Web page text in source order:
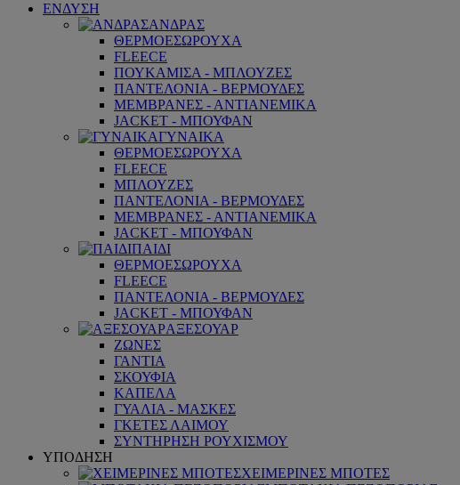
ΕΝΔΥΣΗ
ΑΝΔΡΑΣ
ΘΕΡΜΟΕΣΩΡΟΥΧΑ
FLEECE
ΠΟΥΚΑΜΙΣΑ - ΜΠΛΟΥΖΕΣ
ΠΑΝΤΕΛΟΝΙΑ - ΒΕΡΜΟΥΔΕΣ
ΜΕΜΒΡΑΝΕΣ - ΑΝΤΙΑΝΕΜΙΚΑ
JACKET - ΜΠΟΥΦΑΝ
ΓΥΝΑΙΚΑ
ΘΕΡΜΟΕΣΩΡΟΥΧΑ
FLEECE
ΜΠΛΟΥΖΕΣ
ΠΑΝΤΕΛΟΝΙΑ - ΒΕΡΜΟΥΔΕΣ
ΜΕΜΒΡΑΝΕΣ - ΑΝΤΙΑΝΕΜΙΚΑ
JACKET - ΜΠΟΥΦΑΝ
ΠΑΙΔΙ
ΘΕΡΜΟΕΣΩΡΟΥΧΑ
FLEECE
ΠΑΝΤΕΛΟΝΙΑ - ΒΕΡΜΟΥΔΕΣ
JACKET - ΜΠΟΥΦΑΝ
ΑΞΕΣΟΥΑΡ
ΖΩΝΕΣ
ΓΑΝΤΙΑ
ΣΚΟΥΦΙΑ
ΚΑΠΕΛΑ
ΓΥΑΛΙΑ - ΜΑΣΚΕΣ
ΓΚΕΤΕΣ ΛΑΙΜΟΥ
ΣΥΝΤΗΡΗΣΗ ΡΟΥΧΙΣΜΟΥ
ΥΠΟΔΗΣΗ
ΧΕΙΜΕΡΙΝΕΣ ΜΠΟΤΕΣ